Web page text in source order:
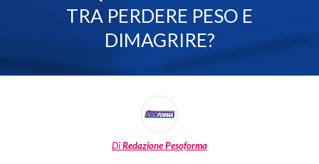
TRA PERDERE PESO E
DIMAGRIRE?
DiRedazione Pesoforma